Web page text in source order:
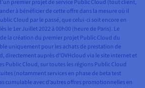
premier projet de service Public Cloud (tout client,
à bénéficier de cette offre dans la mesure où il
Cloud par le passé, que celui-ci soit encore en
le 1er Juillet 2022 à 00h00 (heure de Paris). Le
la création du premier projet Public Cloud du
uniquement pour les achats de prestation de
directement auprès d’OVHcloud via le site internet et
Public Cloud, sur toutes les régions Public Cloud
(notamment services en phase de beta test
cumulable avec d’autres offres promotionnelles en